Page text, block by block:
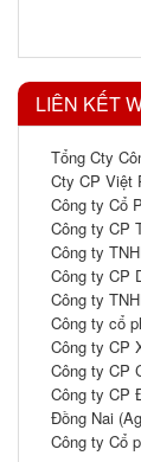
LIÊN KẾT
Tổng Cty
Cty CP Việt
Công ty Cổ
Công ty CP
Công ty
Công ty CP
Công ty
Công ty cổ
Công ty CP
Công ty CP
Công ty CP
Đồng Nai
Công ty Cổ